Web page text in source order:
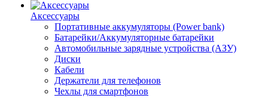
Аксессуары
Портативные аккумуляторы (Power bank)
Батарейки/Аккумуляторные батарейки
Автомобильные зарядные устройства (АЗУ)
Диски
Кабели
Держатели для телефонов
Чехлы для смартфонов